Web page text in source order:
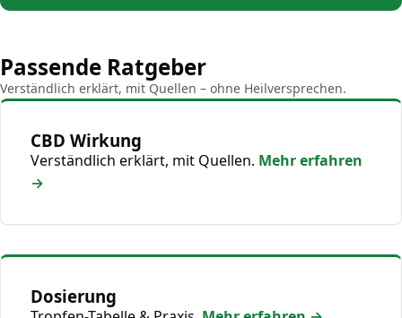
Passende Ratgeber
Verständlich erklärt, mit Quellen – ohne Heilversprechen.
CBD Wirkung
Verständlich erklärt, mit Quellen. Mehr erfahren
→
Dosierung